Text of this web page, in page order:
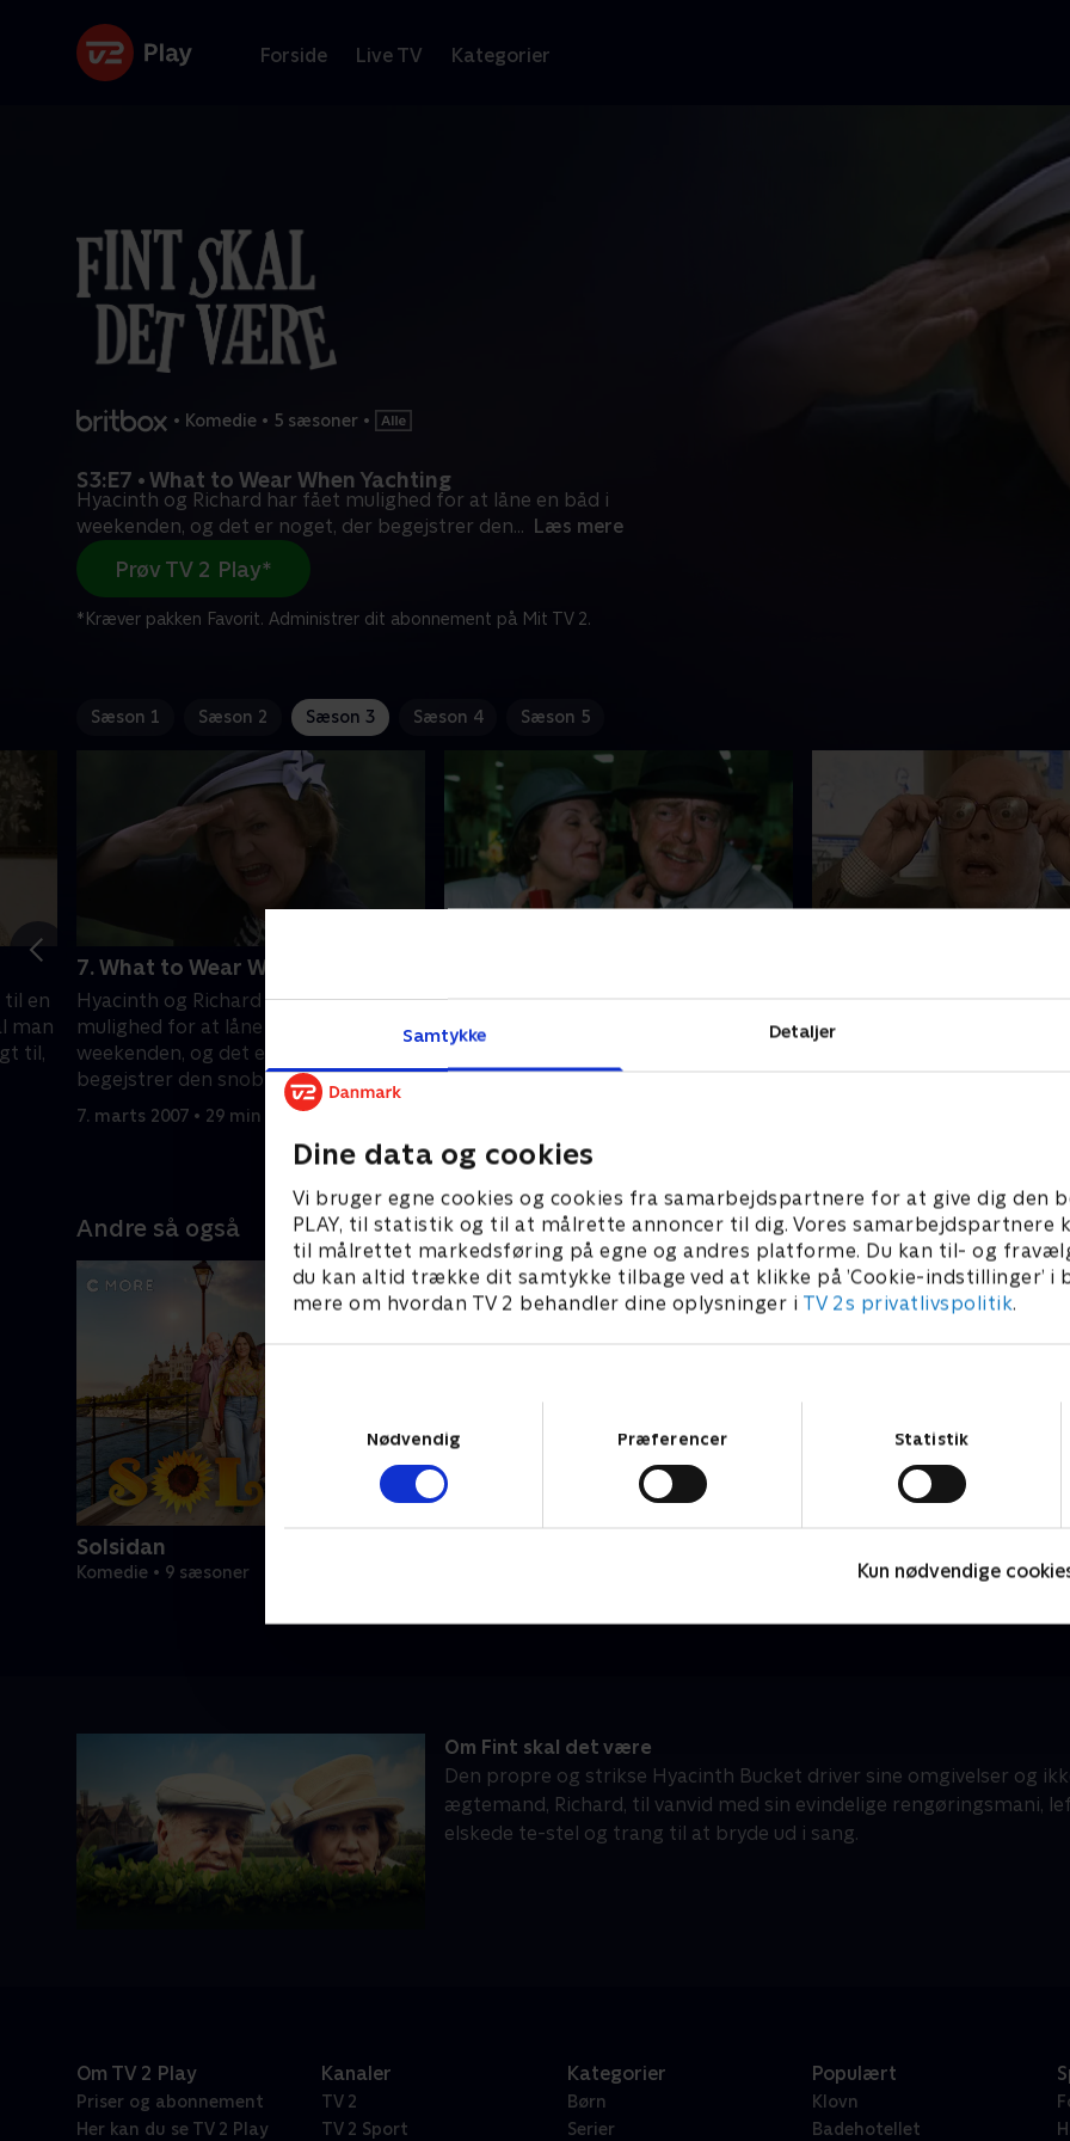
Samtykke Detaljer
Dine data og cookies
Vi bruger egne cookies og cookies fra samarbejdspartnere for at give dig den
PLAY, til statistik og til at målrette annoncer til dig. Vores samarbejdspartnere
til målrettet markedsføring på egne og andres platforme. Du kan til- og
du kan altid trække dit samtykke tilbage ved at klikke på ’Cookie-indstillinger’ i
mere om hvordan TV 2 behandler dine oplysninger i TV 2s privatlivspolitik.
Nødvendig
Præferencer Statistik
Kun nødvendige
Forside Live TV Kategorier
• Komedie • 5 sæsoner •
S3:E7 • What to Wear When Yachting
Hyacinth og Richard har fået mulighed for at låne en båd i
weekenden, og det er noget, der begejstrer den... Læs mere
Prøv TV 2 Play*
*Kræver pakken Favorit. Administrer dit abonnement på Mit TV 2.
Sæson 1 Sæson 2 Sæson 3 Sæson 4 Sæson 5
til en
man
til,
7. What to Wear When Yachting
Hyacinth og Richard har fået
mulighed for at låne en båd i
weekenden, og det er noget, der
begejstrer den snobbede frue.
7. marts 2007 • 29 min
Et lokalt firma har en overordnet
stilling ledig, og Hyacinth mener, at
jobbet passer jo til deres sociale
en hytte på landet, som hun
Andre så også
Solsidan
Komedie • 9 sæsoner
Om Fint skal det være
Den propre og strikse Hyacinth Bucket driver sine omgivelser og
ægtemand, Richard, til vanvid med sin evindelige rengøringsmani,
elskede te-stel og trang til at bryde ud i sang.
Om TV 2 Play
Priser og abonnement
Her kan du se TV 2 Play
Kanaler
TV 2
TV 2 Sport
Kategorier
Børn
Serier
Populært
Klovn
Badehotellet